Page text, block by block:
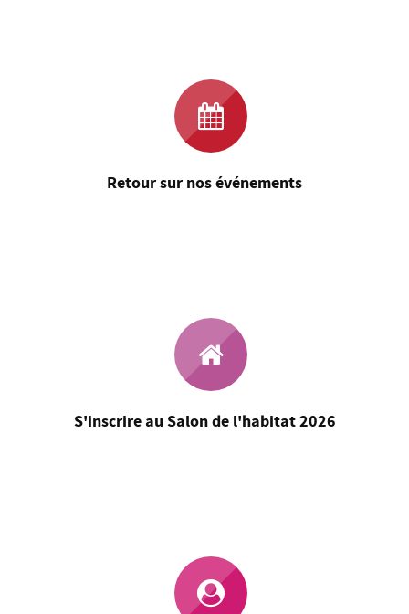
Retour sur nos événements
S'inscrire au Salon de l'habitat 2026